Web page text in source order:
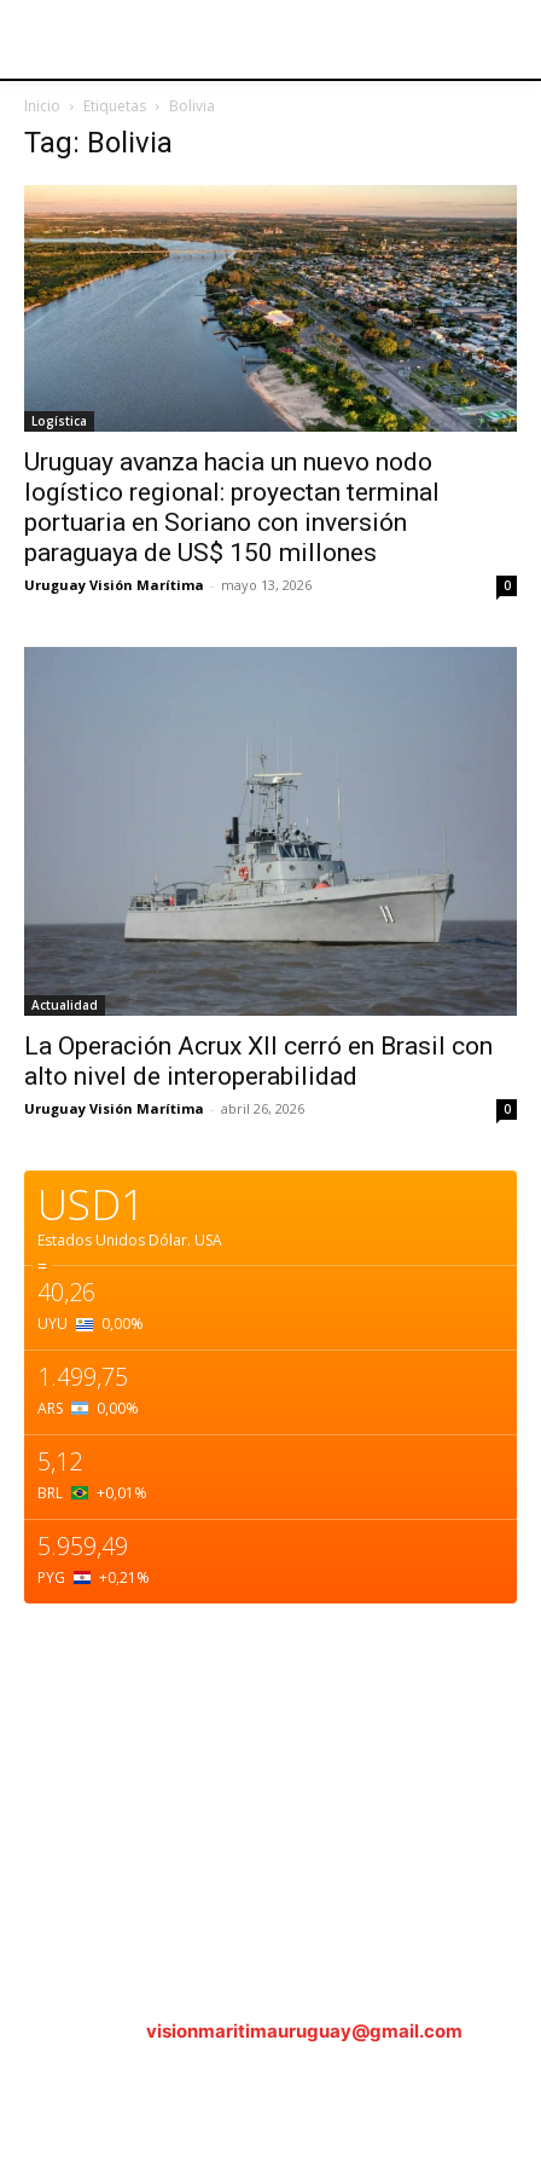
Inicio Etiquetas Bolivia
Tag: Bolivia
Logística
Uruguay avanza hacia un nuevo nodo
logístico regional: proyectan terminal
portuaria en Soriano con inversión
paraguaya de US$ 150 millones
Uruguay Visión Marítima - mayo 13, 2026 0
Actualidad
La Operación Acrux XII cerró en Brasil con
alto nivel de interoperabilidad
Uruguay Visión Marítima - abril 26, 2026 0
USD1
Estados Unidos Dólar. USA
=
40,26
UYU 0,00%
1.499,75
ARS 0,00%
5,12
BRL +0,01 %
5.959,49
PYG +0,21 %
visionmaritimauruguay@gmail.com